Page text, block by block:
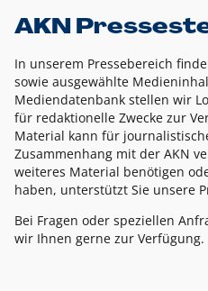
AKN
In unserem Pressebereich
sowie ausgewählte
Mediendatenbank stellen wir
für redaktionelle Zwecke zur
Material kann für
Zusammenhang mit der AKN
weiteres Material benötigen
haben, unterstützt Sie unsere
Bei Fragen oder speziellen
wir Ihnen gerne zur Verfügung.